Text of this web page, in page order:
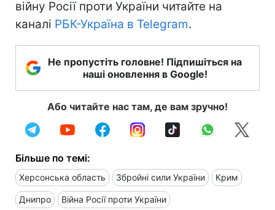
війну Росії проти України читайте на
каналі РБК-Україна в Telegram.
Не пропустіть головне! Підпишіться на
наші оновлення в Google!
Або читайте нас там, де вам зручно!
Більше по темі:
Херсонська область Збройні сили України Крим
Днипро Війна Росії проти України